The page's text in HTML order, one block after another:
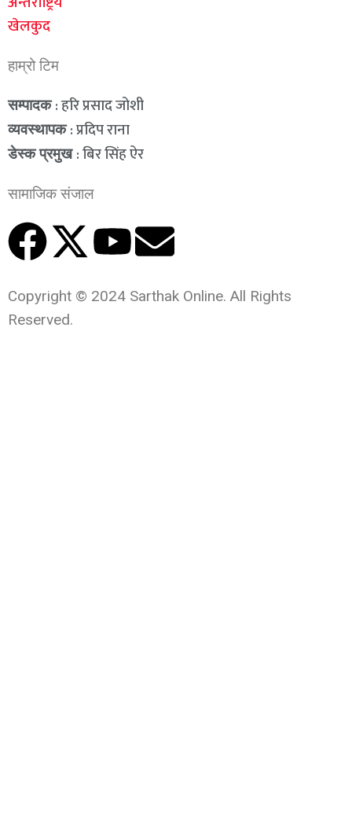
खेलकुद
हाम्रो टिम
सम्पादक: हरि प्रसाद जोशी
व्यवस्थापक: प्रदिप राना
डेस्क प्रमुख : बिर सिंह ऐर
सामाजिक संजाल
Copyright © 2024 Sarthak Online. All Rights
Reserved.